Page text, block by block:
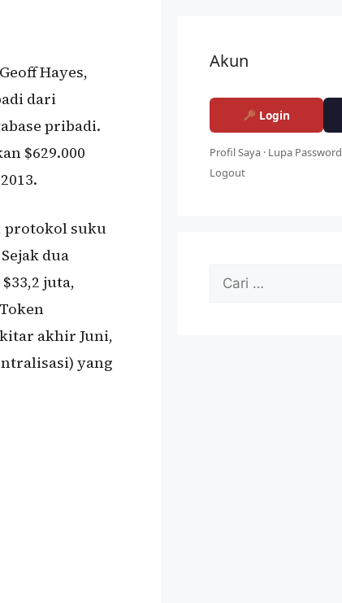
Hayes,
dari
pribadi.
$629.000
protokol suku
dua
juta,
akhir Juni,
yang
Akun
Login
Profil Saya · Lupa Password
Logout
Cari